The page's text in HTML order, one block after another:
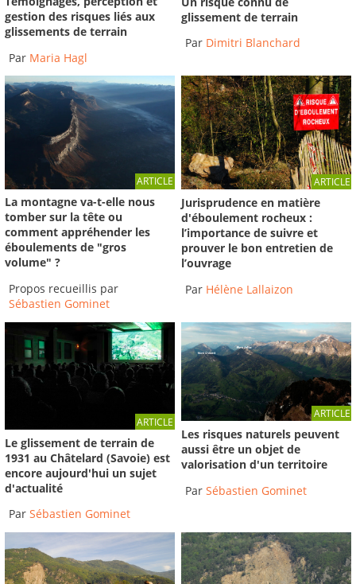
gestion des risques liés aux
glissements de terrain
Par Maria Hagl
glissement de terrain
Par Dimitri Blanchard
ARTICLE
La montagne va-t-elle nous
tomber sur la tête ou
comment appréhender les
éboulements de "gros
volume" ?
Propos recueillis par
Sébastien Gominet
ARTICLE
Jurisprudence en matière
d'éboulement rocheux :
l’importance de suivre et
prouver le bon entretien de
l’ouvrage
Par Hélène Lallaizon
ARTICLE
Le glissement de terrain de
1931 au Châtelard (Savoie) est
encore aujourd'hui un sujet
d'actualité
Par Sébastien Gominet
ARTICLE
Les risques naturels peuvent
aussi être un objet de
valorisation d'un territoire
ParSébastien Gominet